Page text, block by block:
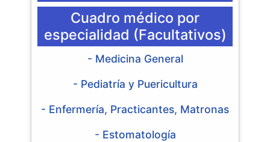
Cuadro médico por
especialidad (Facultativos)
- Medicina General
- Pediatría y Puericultura
- Enfermería, Practicantes, Matronas
- Estomatología